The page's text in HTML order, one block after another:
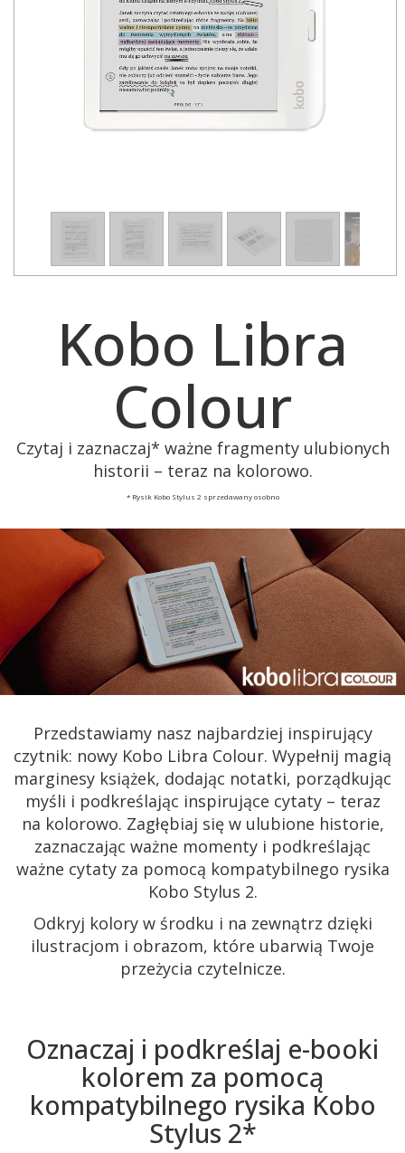
Kobo Libra
Colour
Czytaj i zaznaczaj* ważne fragmenty ulubionych
historii – teraz na kolorowo.
* Rysik Kobo Stylus 2 sprzedawany osobno
Przedstawiamy nasz najbardziej inspirujący
czytnik: nowy Kobo Libra Colour. Wypełnij magią
marginesy książek, dodając notatki, porządkując
myśli i podkreślając inspirujące cytaty – teraz
na kolorowo. Zagłębiaj się w ulubione historie,
zaznaczając ważne momenty i podkreślając
ważne cytaty za pomocą kompatybilnego rysika
Kobo Stylus 2.
Odkryj kolory w środku i na zewnątrz dzięki
ilustracjom i obrazom, które ubarwią Twoje
przeżycia czytelnicze.
Oznaczaj i podkreślaj e-booki
kolorem za pomocą
kompatybilnego rysika Kobo
Stylus 2*